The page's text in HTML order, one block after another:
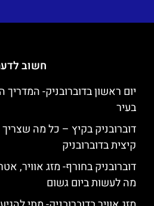
חשוב
יום ראשון בדוברובניק-
בעיר
דוברובניק בקיץ – כל מה
קיצית בדוברובניק
דוברובניק בחורף- מזג אוויר,
מה לעשות ביום גשום